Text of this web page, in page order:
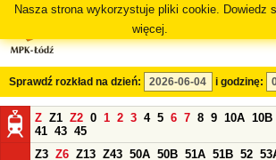
Nasza strona wykorzystuje pliki cookie. Dowiedz
więcej.
Sprawdź rozkład na dzień: i godzinę:
Z Z1 Z2 0 1 2 3 4 5 6 7 8 9 10A 10B
41 43 45
Z3 Z6 Z13 Z43 50A 50B 51A 51B 52